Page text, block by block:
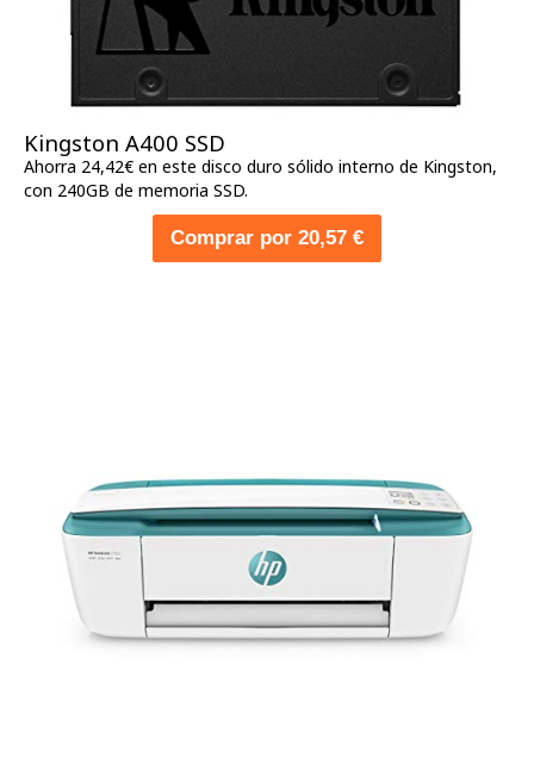
Kingston A400 SSD
Ahorra 24,42€ en este disco duro sólido interno de Kingston,
con 240GB de memoria SSD.
Comprar por 20,57 €